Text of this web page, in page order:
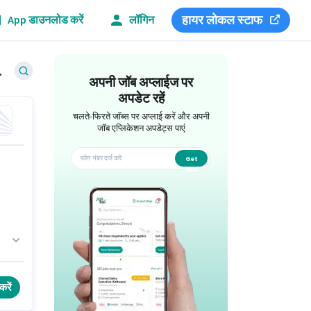
App डाउनलोड करें लॉगिन हायर लोकल स्टाफ
अपनी जॉब अप्लाईज पर
अपडेट रहें
चलते-फिरते जॉब्स पर अप्लाई करें और अपनी
जॉब एप्लिकेशन अपडेट्स पाएं
Get
app